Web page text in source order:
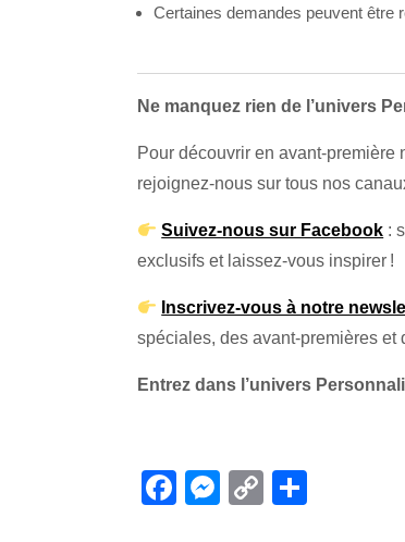
Certaines demandes peuvent être
Ne manquez rien de l’univers
Pour découvrir en avant-première
rejoignez-nous sur tous nos
Suivez-nous sur Facebook :
exclusifs et laissez-vous inspirer !
Inscrivez-vous à notre
spéciales, des avant-premières et
Entrez dans l’univers
FMC
F
M
C